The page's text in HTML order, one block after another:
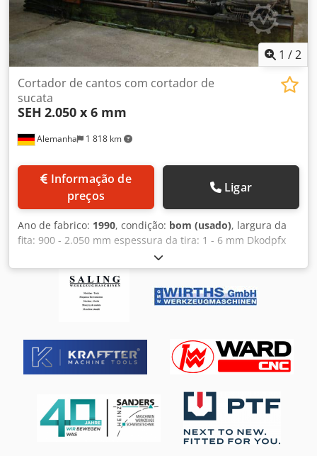
1 /2
Alemanha 1 818 km
Cortador de cantos com cortador de
sucata
SEH 2.050 x 6 mm
preços
Ligar
Ano de fabrico: 1990, condição: bom (usado), largura da
fita: 900 - 2.050 mm espessura da tira: 1 - 6 mm Dkodpfx
Afsgrug Ae Tor largura da tira de arestas: 5 - 50 mm
material (resistência): 1.000 N/mm²